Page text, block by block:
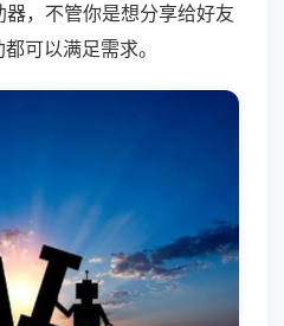
，不管你是想分享给好友
可以满足需求。